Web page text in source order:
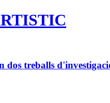
dos treballs